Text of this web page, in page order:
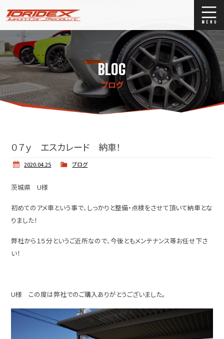
ブログ
Stock list
ストックリスト
買取
BLOG
ブログ
０７ｙ エスカレード 納車！
2020.04.25 ブログ
茨城県 U様
初めてのアメ車という事で、しっかりと整備・点検をさせて頂いて納車とな
りました！
弊社から１５分というご近所なので、今後ともメンテナンス等お任せ下さ
い！
U様 この度は弊社でのご購入ありがとうございました。